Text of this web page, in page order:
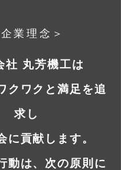
企業理念​＞
社 丸芳機工は
クワクと満足を追
求し
に貢献します。
動は、次の原則に